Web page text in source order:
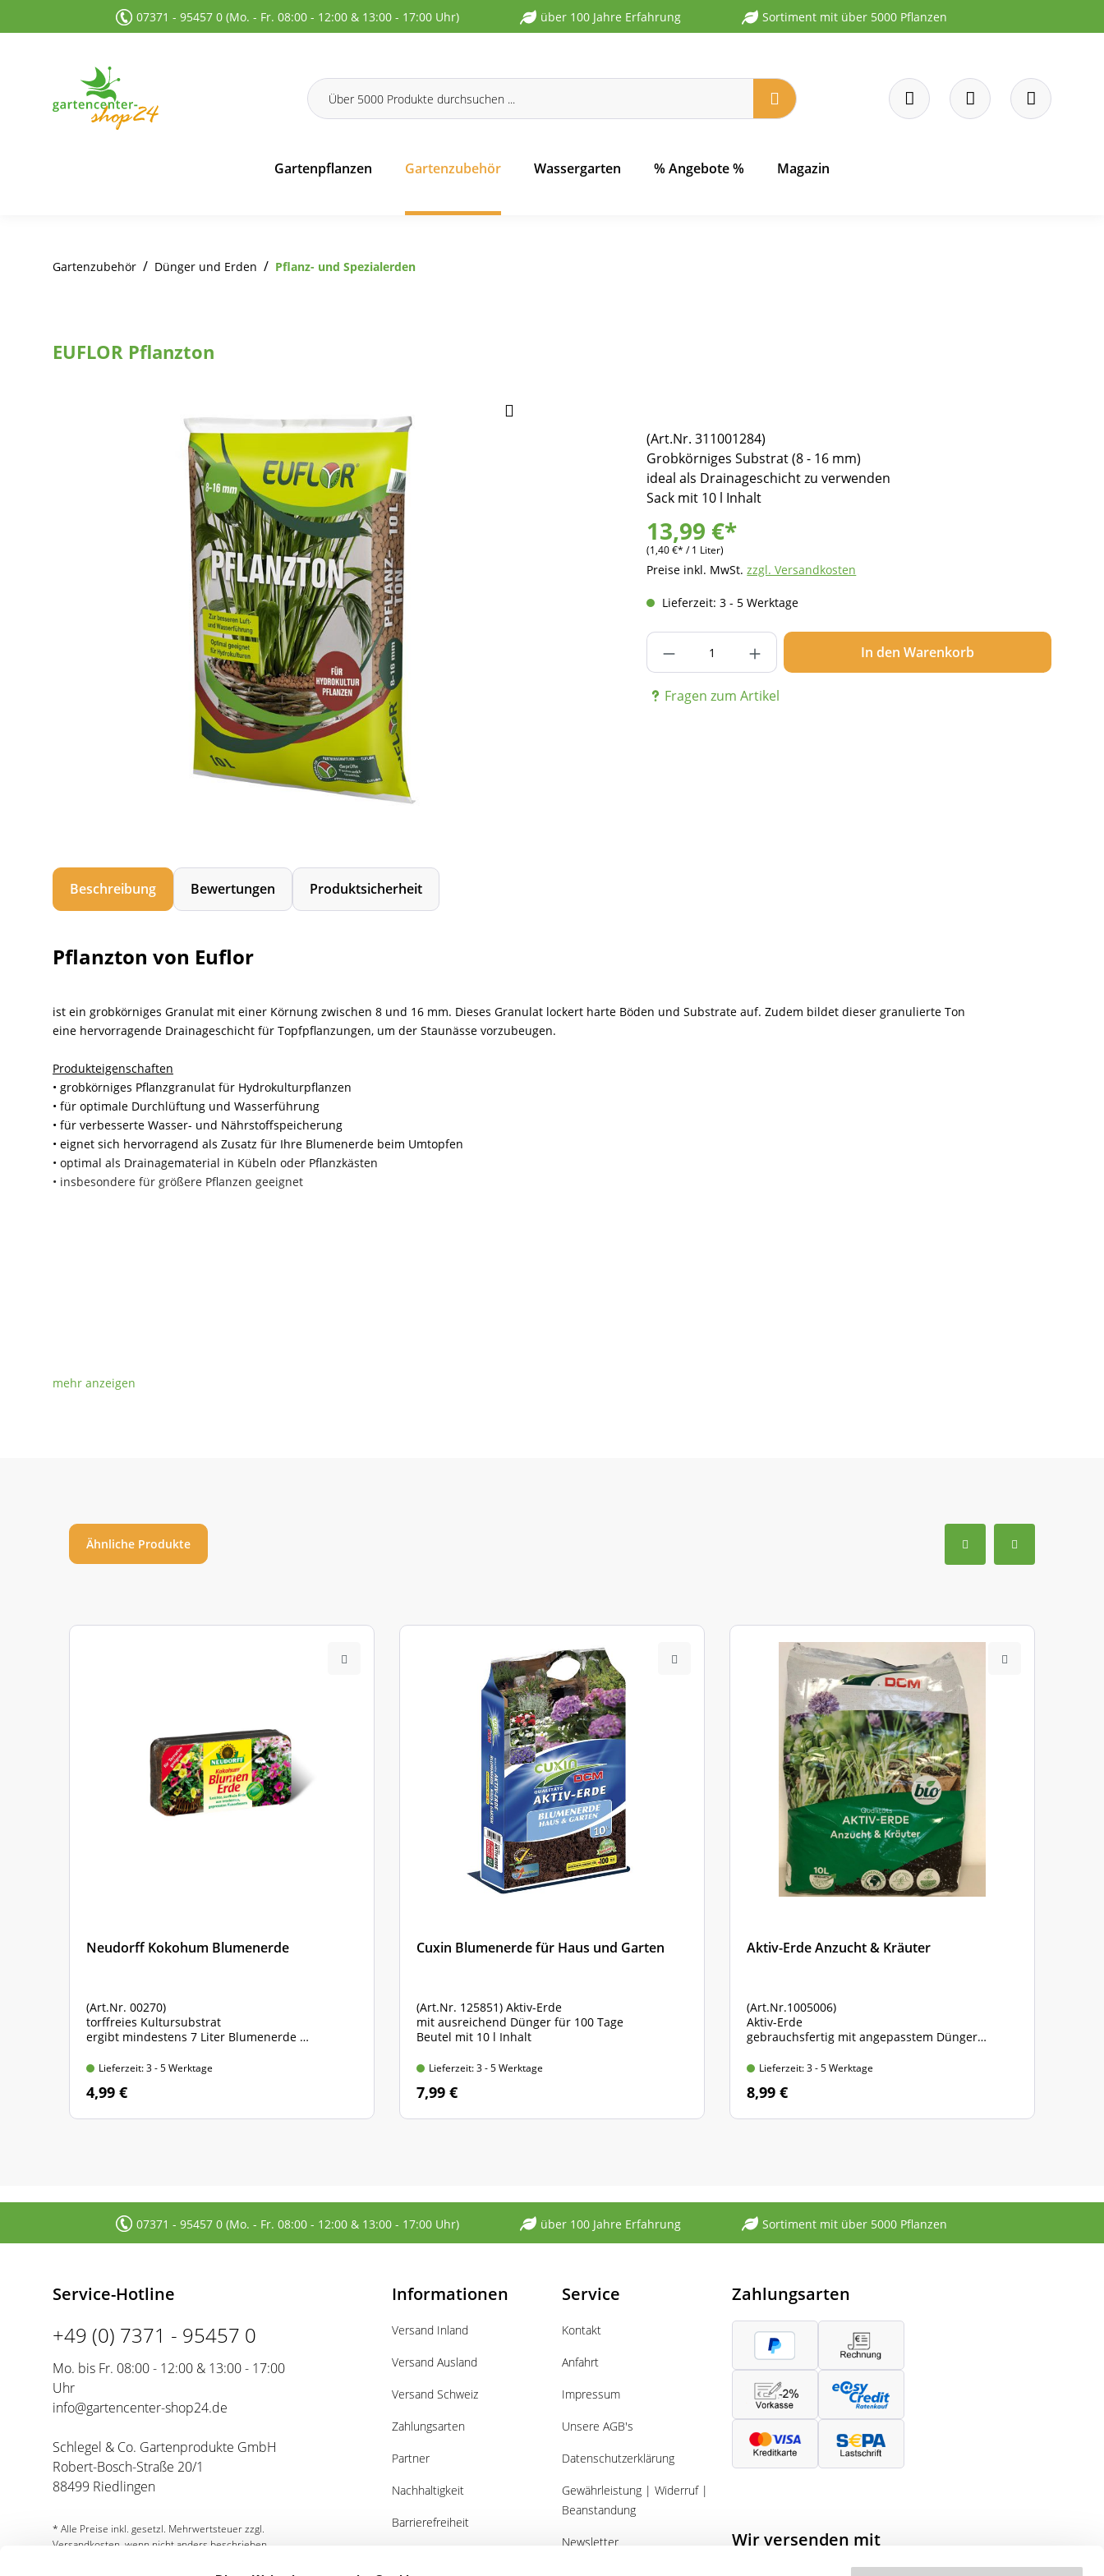
Zur Hauptnavigation springen
07371 - 95457 0 (Mo. - Fr. 08:00 - 12:00 & 13:00 - 17:00 Uhr) über 100 Jahre Erfahrung Sortiment mit über 5000 Pflanzen
Gartenpflanzen Gartenzubehör Wassergarten % Angebote % Magazin
Gartenzubehör / Dünger und Erden / Pflanz- und Spezialerden
EUFLOR Pflanzton
(Art.Nr. 311001284)
Grobkörniges Substrat (8 - 16 mm)
ideal als Drainageschicht zu verwenden
Sack mit 10 l Inhalt
13,99 €*
(1,40 €* / 1 Liter)
Preise inkl. MwSt.zzgl. Versandkosten
Lieferzeit: 3 - 5 Werktage
Produkt Anzahl: Gib den gewünschten Wert ein
In den Warenkorb
Fragen zum Artikel
Beschreibung Bewertungen Produktsicherheit
Pflanzton von Euflor
ist ein grobkörniges Granulat mit einer Körnung zwischen 8 und 16 mm. Dieses Granulat lockert harte Böden und Substrate auf. Zudem bildet dieser granulierte Ton
eine hervorragende Drainageschicht für Topfpflanzungen, um der Staunässe vorzubeugen.
Produkteigenschaften
• grobkörniges Pflanzgranulat für Hydrokulturpflanzen
• für optimale Durchlüftung und Wasserführung
• für verbesserte Wasser- und Nährstoffspeicherung
• eignet sich hervorragend als Zusatz für Ihre Blumenerde beim Umtopfen
• optimal als Drainagematerial in Kübeln oder Pflanzkästen
• insbesondere für größere Pflanzen geeignet
Ähnliche Produkte
Neudorff Kokohum Blumenerde
(Art.Nr. 00270)
torffreies Kultursubstrat
ergibt mindestens 7 Liter Blumenerde
Lieferzeit: 3 - 5 Werktage
4,99 €
Cuxin Blumenerde für Haus und Garten
(Art.Nr. 125851) Aktiv-Erde
mit ausreichend Dünger für 100 Tage
Beutel mit 10 l Inhalt
Lieferzeit: 3 - 5 Werktage
7,99 €
Aktiv-Erde Anzucht & Kräuter
(Art.Nr.1005006)
Aktiv-Erde
gebrauchsfertig mit angepasstem Dünger
Lieferzeit: 3 - 5 Werktage
8,99 €
07371 - 95457 0 (Mo. - Fr. 08:00 - 12:00 & 13:00 - 17:00 Uhr) über 100 Jahre Erfahrung Sortiment mit über 5000 Pflanzen
Service-Hotline
+49 (0) 7371 - 95457 0
Mo. bis Fr. 08:00 - 12:00 & 13:00 - 17:00
Uhr
info@gartencenter-shop24.de
Schlegel & Co. Gartenprodukte GmbH
Robert-Bosch-Straße 20/1
88499 Riedlingen
* Alle Preise inkl. gesetzl. Mehrwertsteuer zzgl.
Versandkosten, wenn nicht anders beschrieben.
Informationen
Versand Inland
Versand Ausland
Versand Schweiz
Zahlungsarten
Partner
Nachhaltigkeit
Barrierefreiheit
Service
Kontakt
Anfahrt
Impressum
Unsere AGB's
Datenschutzerklärung
Gewährleistung | Widerruf |
Beanstandung
Newsletter
Zahlungsarten
Wir versenden mit